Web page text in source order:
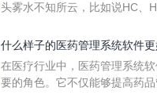
头雾水不知所云，比如说HC、
么呢？
什么样子的医药管理系统软件更
在医疗行业中，医药管理系统
要的角色。它不仅能够提高药